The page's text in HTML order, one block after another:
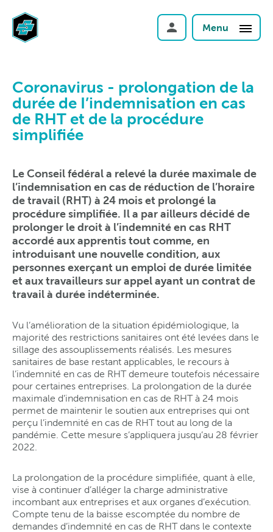
Menu
Coronavirus - prolongation de la
durée de I’indemnisation en cas
de RHT et de la procédure
simplifiée
Le Conseil fédéral a relevé la durée maximale de
l’indemnisation en cas de réduction de l’horaire
de travail (RHT) à 24 mois et prolongé la
procédure simplifiée. Il a par ailleurs décidé de
prolonger le droit à l’indemnité en cas RHT
accordé aux apprentis tout comme, en
introduisant une nouvelle condition, aux
personnes exerçant un emploi de durée limitée
et aux travailleurs sur appel ayant un contrat de
travail à durée indéterminée.
Vu l’amélioration de la situation épidémiologique, la
majorité des restrictions sanitaires ont été levées dans le
sillage des assouplissements réalisés. Les mesures
sanitaires de base restant applicables, le recours à
l’indemnité en cas de RHT demeure toutefois nécessaire
pour certaines entreprises. La prolongation de la durée
maximale d’indemnisation en cas de RHT à 24 mois
permet de maintenir le soutien aux entreprises qui ont
perçu l’indemnité en cas de RHT tout au long de la
pandémie. Cette mesure s’appliquera jusqu’au 28 février
2022.
La prolongation de la procédure simplifiée, quant à elle,
vise à continuer d’alléger la charge administrative
incombant aux entreprises et aux organes d’exécution.
Compte tenu de la baisse escomptée du nombre de
demandes d’indemnité en cas de RHT dans le contexte